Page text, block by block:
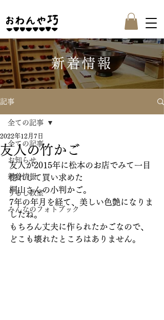
新着情報
記事
全ての記事
お知らせ
新着情報
うるし教室
みんなのフォトブック
全ての記事
友人の竹かご
2022年12月7日
友人が2015年に松本のお店でみて一目
惚れして買い求めた
桐山さんの小判かご。
7年の年月を経て、美しい色艶になりま
したね。
もちろん丈夫に作られたかごなので、
どこも壊れたところはありません。